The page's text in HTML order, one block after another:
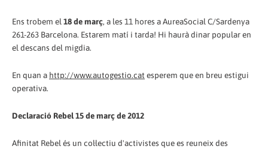
Ens trobem el18 de març, a les 11 hores a AureaSocial C/Sardenya
261-263 Barcelona. Estarem matí i tarda! Hi haurà dinar popular en
el descans del migdia.
En quan a http://www.autogestio.catesperem que en breu estigui
operativa.
Declaració Rebel 15 de març de 2012
Afinitat Rebel és un col·lectiu d'activistes que es reuneix des